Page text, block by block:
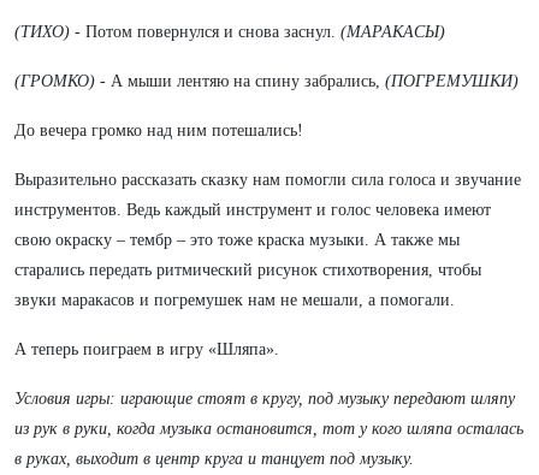
(ТИХО) - Потом повернулся и снова заснул. (МАРАКАСЫ)
(ГРОМКО) - А мыши лентяю на спину забрались, (ПОГРЕМУШКИ)
До вечера громко над ним потешались!
Выразительно рассказать сказку нам помогли сила голоса и звучание
инструментов. Ведь каждый инструмент и голос человека имеют
свою окраску – тембр – это тоже краска музыки. А также мы
старались передать ритмический рисунок стихотворения, чтобы
звуки маракасов и погремушек нам не мешали, а помогали.
А теперь поиграем в игру «Шляпа».
Условия игры: играющие стоят в кругу, под музыку передают шляпу
из рук в руки, когда музыка остановится, тот у кого шляпа осталась
в руках, выходит в центр круга и танцует под музыку.